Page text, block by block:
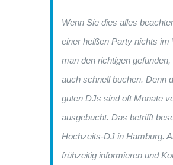
Wenn Sie dies alles
einer heißen Party nichts im
man den richtigen gefunden,
auch schnell buchen. Denn
guten DJs sind oft Monate
ausgebucht. Das betrifft
Hochzeits-DJ in Hamburg.
frühzeitig informieren und